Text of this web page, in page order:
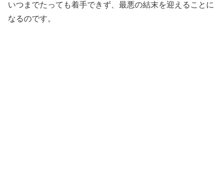
いつまでたっても着手できず、最悪の結末を迎えることに
なるのです。